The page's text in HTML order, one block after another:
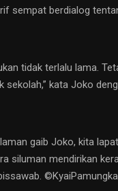
sempat berdialog
tidak terlalu lama.
sekolah,” kata Joko
gaib Joko, kita
siluman mendirikan